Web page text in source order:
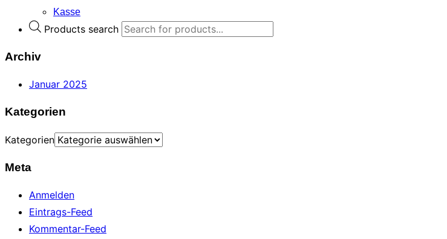
Kasse
Products search
Archiv
Januar 2025
Kategorien
Kategorien
Meta
Anmelden
Eintrags-Feed
Kommentar-Feed